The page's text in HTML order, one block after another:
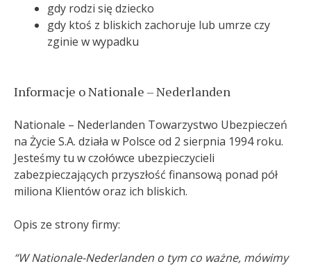
gdy rodzi się dziecko
gdy ktoś z bliskich zachoruje lub umrze czy
zginie w wypadku
Informacje o Nationale – Nederlanden
Nationale – Nederlanden Towarzystwo Ubezpieczeń
na Życie S.A. działa w Polsce od 2 sierpnia 1994 roku.
Jesteśmy tu w czołówce ubezpieczycieli
zabezpieczających przyszłość finansową ponad pół
miliona Klientów oraz ich bliskich.
Opis ze strony firmy:
“W Nationale-Nederlanden o tym co ważne, mówimy